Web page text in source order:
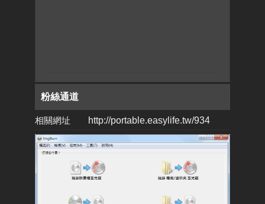
粉絲通道
相關網址 http://portable.easylife.tw/934